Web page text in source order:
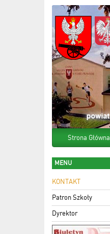
Strona Główna
MENU
KONTAKT
Patron Szkoły
Dyrektor